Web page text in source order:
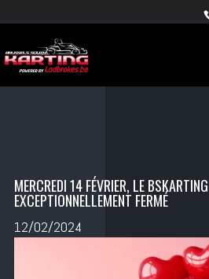
MERCREDI 14 FÉVRIER, LE
EXCEPTIONNELLEMENT FERMÉ
12/02/2024